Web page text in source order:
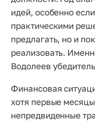
идей, особенно
практическими
предлагать, но и
реализовать.
Водолеев
Финансовая
хотя первые
непредвиденные